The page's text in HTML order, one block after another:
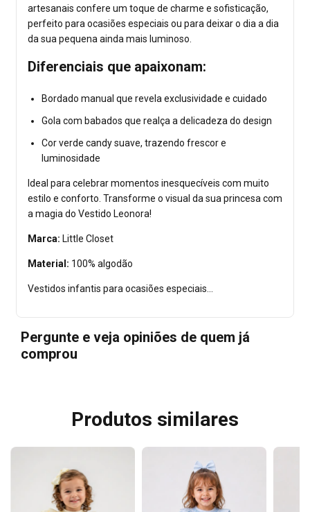
artesanais confere um toque de charme e sofisticação,
perfeito para ocasiões especiais ou para deixar o dia a dia
da sua pequena ainda mais luminoso.
Diferenciais que apaixonam:
Bordado manual que revela exclusividade e cuidado
Gola com babados que realça a delicadeza do design
Cor verde candy suave, trazendo frescor e
luminosidade
Ideal para celebrar momentos inesquecíveis com muito
estilo e conforto. Transforme o visual da sua princesa com
a magia do Vestido Leonora!
Marca: Little Closet
Material: 100% algodão
Vestidos infantis para ocasiões especiais...
Pergunte e veja opiniões de quem já
comprou
Produtos similares